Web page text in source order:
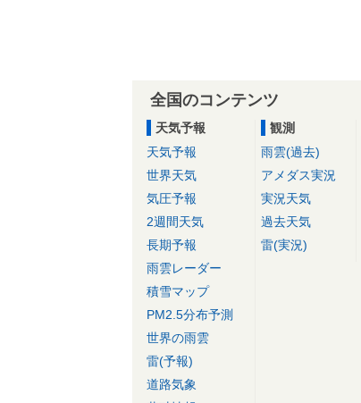
全国のコンテンツ
天気予報
天気予報
世界天気
気圧予報
2週間天気
長期予報
雨雲レーダー
積雪マップ
PM2.5分布予測
世界の雨雲
雷(予報)
道路気象
観測
雨雲(過去)
アメダス実況
実況天気
過去天気
雷(実況)